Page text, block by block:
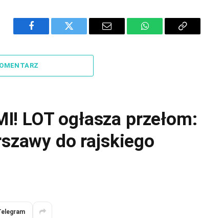
Facebook Twitter Email WhatsAppCopy
LOT ogłasza przełom:
do rajskiego